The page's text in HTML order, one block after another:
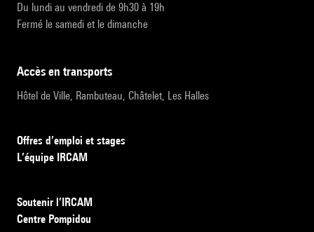
Du lundi au vendredi de 9h30 à 19h
Fermé le samedi et le dimanche
accès en transports
Hôtel de Ville, Rambuteau, Châtelet, Les Halles
Offres d’emploi et stages
L’équipe IRCAM
Soutenir l’IRCAM
Centre Pompidou